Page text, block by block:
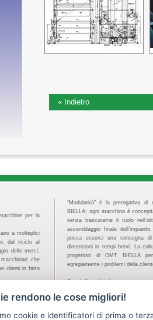
« Indietro
per la
a molteplici
dal riciclo al
delle merci,
che
clienti in fatto
delle
tecnico
ne fosse la
“Modularità” è la prerogativa di
BIELLA; ogni macchina è
senza trascurarne il ruolo
assemblaggio finale
possa esserci una consegna
dimensioni in tempi brevi. La
progettisti di OMT BIELLA
egregiamente i problemi della
Specializzazioni
material handling, nastri
curve a rulli, catenarie,
rendono le cose migliori!
cookie e identificatori di prima o